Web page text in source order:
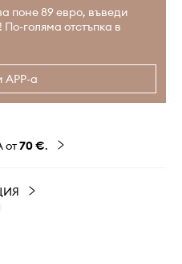
поне 89 евро, въведи
По-голяма отстъпка в
APP-а
70 €.